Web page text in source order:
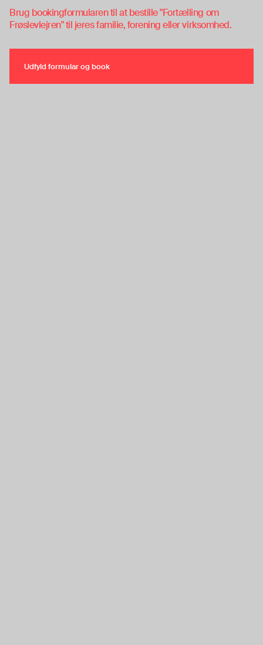
Brug bookingformularen til at bestille "Fortælling om
Frøslevlejren" til jeres familie, forening eller virksomhed.
Udfyld formular og book